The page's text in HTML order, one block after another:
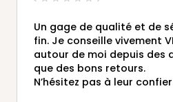
Un gage de qualité et de
fin. Je conseille vivement
autour de moi depuis des
que des bons retours.
N’hésitez pas à leur